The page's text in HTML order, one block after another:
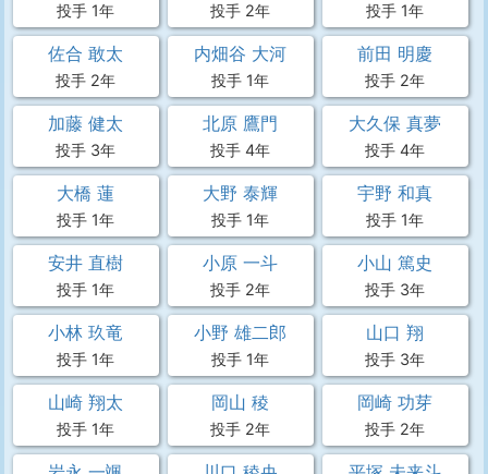
投手 1年 投手 2年 投手 1年
佐合 敢太
投手 2年
内畑谷 大河
投手 1年
前田 明慶
投手 2年
加藤 健太
投手 3年
北原 鷹門
投手 4年
大久保 真夢
投手 4年
大橋 蓮
投手 1年
大野 泰輝
投手 1年
宇野 和真
投手 1年
安井 直樹
投手 1年
小原 一斗
投手 2年
小山 篤史
投手 3年
小林 玖竜
投手 1年
小野 雄二郎
投手 1年
山口 翔
投手 3年
山崎 翔太
投手 1年
岡山 稜
投手 2年
岡崎 功芽
投手 2年